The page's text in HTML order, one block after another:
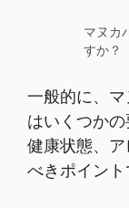
マヌカ
すか？
一般的に、
はいくつか
健康状態、
べきポイント